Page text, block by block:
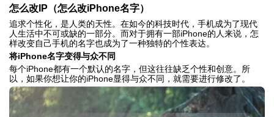
怎么改IP（怎么改iPhone名字）
追求个性化，是人类的天性。在如今的科技时代，手机成为了现代
人生活中不可或缺的一部分。而对于拥有一部iPhone的人来说，怎
样改变自己手机的名字也成为了一种独特的个性表达。
将iPhone名字变得与众不同
每个iPhone都有一个默认的名字，但这往往缺乏个性和创意。所
以，如果你想让你的iPhone显得与众不同，就需要进行修改了。